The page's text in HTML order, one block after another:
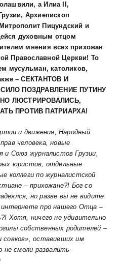
а Илиа II,
Архиепископ
Пицундский и
духовным отцом
мнения всех прихожан
Православной Церкви! То
мусульман, католиков,
– СЕКТАНТОВ И
ПОЗДРАВЛЕНИЕ ПУТИНУ
ЛЮСТРИРОВАЛИСЬ,
ПРОТИВ ПАТРИАРХА!
и движения, Народный
человека, новые
и Союз журналистов Грузии,
юристов, отдельные
коллеги по журналистской
– прихожане?! Бог со
но разве вы не видите
про нашего Отца –
Хотя, ничего не удивительно
собственных родителей –
совков», оставивших им
не смоли развалить-